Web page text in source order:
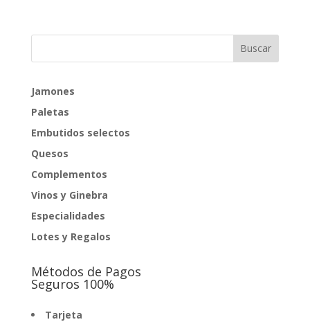
Jamones
Paletas
Embutidos selectos
Quesos
Complementos
Vinos y Ginebra
Especialidades
Lotes y Regalos
Métodos de Pagos
Seguros 100%
Tarjeta